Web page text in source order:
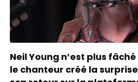
Neil Young n’est plus
le chanteur créé la